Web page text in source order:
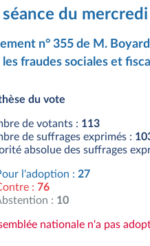
séance du
n° 355 de M.
fraudes sociales et
du vote
de votants : 113
de suffrages exprimés :
absolue des suffrages
l'adoption : 27
: 76
: 10
nationale n'a pas